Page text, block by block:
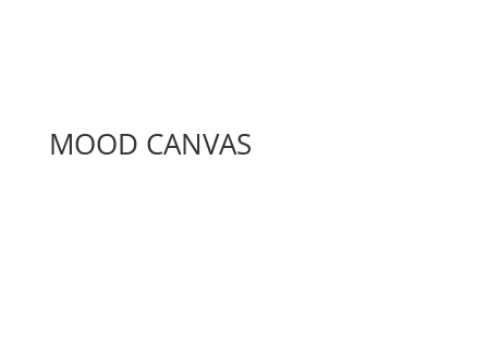
MOOD CANVAS